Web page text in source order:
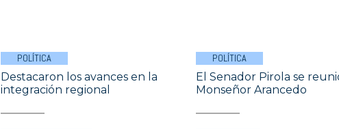
POLÍTICA
Destacaron los avances en la
integración regional
POLÍTICA
El Senador Pirola se
Monseñor Arancedo